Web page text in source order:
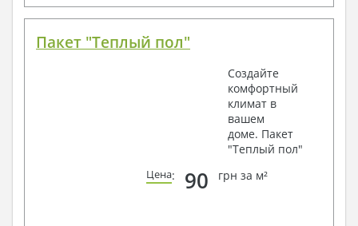
Пакет "Теплый пол"
Создайте
комфортный
климат в
вашем
доме. Пакет
"Теплый пол"
Цена: 90 грн за м²